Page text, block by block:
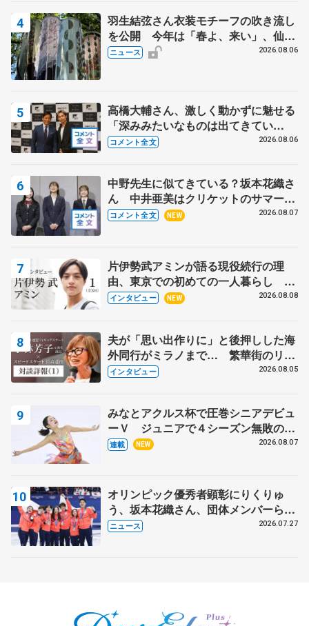
羽生結弦さん衣装モチーフの吹き流し
を公開 今年は「春よ、来い」、仙台
の瑞鳳殿
ニュース 2026.08.06
高橋大輔さん、激しく動かずに魅せる
「深みみたいなものは出てきてい
る？」 〝兄さん〟と慕うレジェンド
コメント全文 2026.08.06
中野先生に似てきている？坂本花織さ
ん 中井亜美はクリケットのサマーキ
ャンプに 島田麻央はたくさん試合に
コメント全文 NEW 2026.08.07
片伊勢武アミンが語る現役続行の理
由、東京での初めての一人暮らし 注
目スケーターの「今」に迫る
インタビュー NEW 2026.08.08
夫が「思い出作りに」と後押しした海
外同行がミラノまで… 繁華街のリン
クでは不良のお兄さんも味方に 小林
インタビュー 2026.08.05
みなとアクルス杯で圧巻シニアデビュ
ーＶ ジュニアで４シーズン無敗の島
田麻央
連載 NEW 2026.08.07
オリンピック優秀者顕彰にりくりゅ
う、坂本花織さん、団体メンバーら
8月7日に文科省が表彰式、ブルーノ・
ニュース 2026.07.27